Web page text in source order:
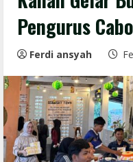
Pengurus
Ferdi ansyah